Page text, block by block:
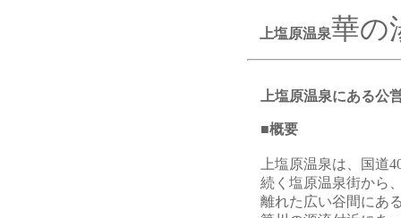
上塩原温泉華の
上塩原温泉にある公
■概要
上塩原温泉は、国道
続く塩原温泉街から
離れた広い谷間にあ